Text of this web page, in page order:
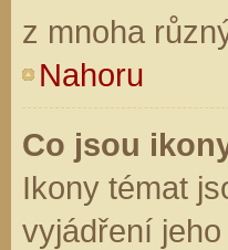
z mnoha
Nahoru
Co jsou
Ikony témat
vyjádření